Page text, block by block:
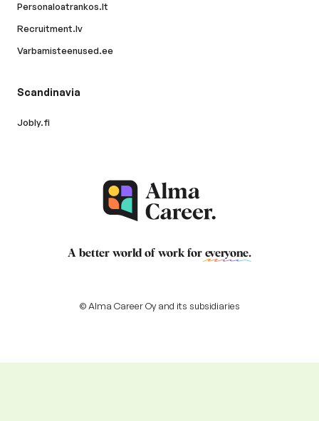
Personaloatrankos.lt
Recruitment.lv
Varbamisteenused.ee
Scandinavia
Jobly.fi
A better world of work for everyone.
© Alma Career Oy and its subsidiaries